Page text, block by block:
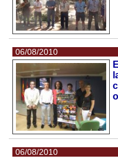
06/08/2010
06/08/2010